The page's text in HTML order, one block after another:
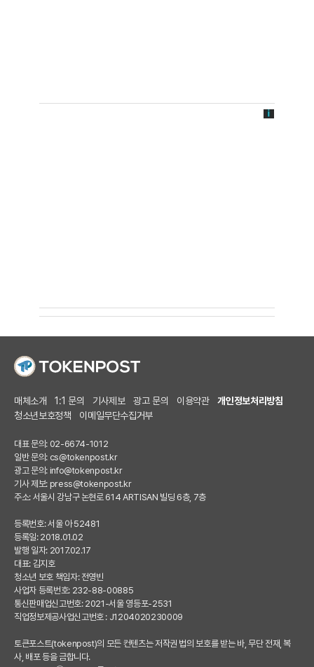
매체소개 1:1 문의 기사제보 광고 문의 이용약관
개인정보처리방침
청소년보호정책
이메일무단수집거부
대표 문의: 02-6674-1012
일반 문의: cs@tokenpost.kr
광고 문의: info@tokenpost.kr
기사 제보: press@tokenpost.kr
주소: 서울시 강남구 논현로 614 ARTISAN 빌딩 6층, 7층
등록번호: 서울 아 52481
등록일: 2018.01.02
발행 일자: 2017.02.17
대표: 김지호
청소년 보호 책임자: 전영빈
사업자 등록번호: 232-88-00885
통신판매업신고번호: 2021-서울 영등포-2531
직업정보제공사업신고번호 : J1204020230009
토큰포스트(tokenpost)의 모든 컨텐츠는 저작권 법의 보호를 받는 바, 무단 전재, 복
사, 배포 등을 금합니다.